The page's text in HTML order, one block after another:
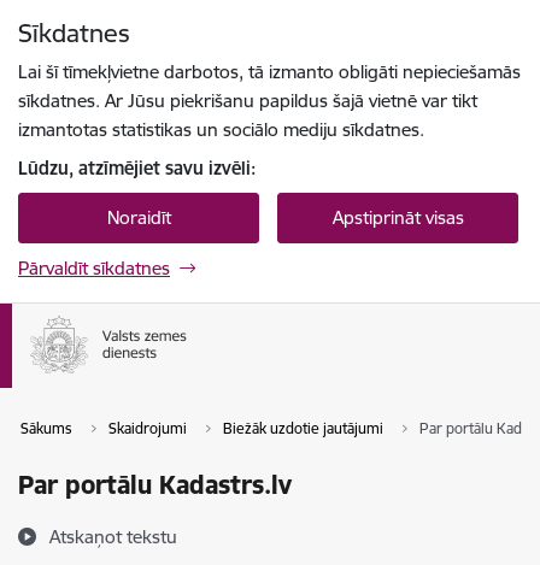
Sīkdatnes
Lai šī tīmekļvietne darbotos, tā izmanto obligāti nepieciešamās
sīkdatnes. Ar Jūsu piekrišanu papildus šajā vietnē var tikt
izmantotas statistikas un sociālo mediju sīkdatnes.
Lūdzu, atzīmējiet savu izvēli:
Noraidīt Apstiprināt visas
Pārvaldīt sīkdatnes
Sākums Skaidrojumi Biežāk uzdotie jautājumi Par portālu
Par portālu Kadastrs.lv
Atskaņot tekstu